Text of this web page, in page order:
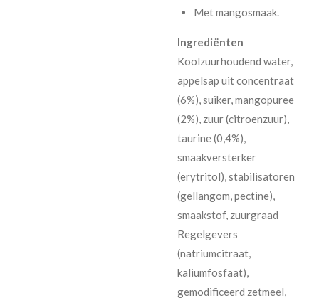
Met mangosmaak.
Ingrediënten
Koolzuurhoudend water,
appelsap uit concentraat
(6%), suiker, mangopuree
(2%), zuur (citroenzuur),
taurine (0,4%),
smaakversterker
(erytritol), stabilisatoren
(gellangom, pectine),
smaakstof, zuurgraad
Regelgevers
(natriumcitraat,
kaliumfosfaat),
gemodificeerd zetmeel,